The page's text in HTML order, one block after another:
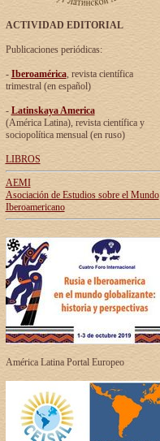
ACTIVIDAD EDITORIAL
Publicaciones periódicas:
- Iberoamérica, revista científica
trimestral (en español)
- Latinskaya America
(América Latina), revista científica y
sociopolítica mensual (en ruso)
LIBROS
AEMI
Asociación de Estudios sobre el Mundo
Iberoamericano
América Latina Portal Europeo